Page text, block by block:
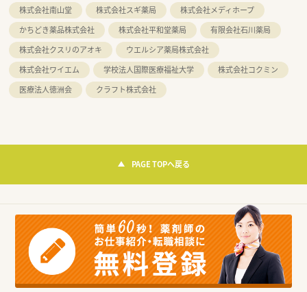
株式会社南山堂
株式会社スギ薬局
株式会社メディホープ
かちどき薬品株式会社
株式会社平和堂薬局
有限会社石川薬局
株式会社クスリのアオキ
ウエルシア薬局株式会社
株式会社ワイエム
学校法人国際医療福祉大学
株式会社コクミン
医療法人徳洲会
クラフト株式会社
PAGE TOPへ戻る